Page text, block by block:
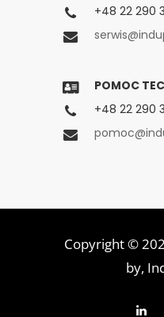
+48 22 290
POMOC
+48 22 290
Copyright ©
by,